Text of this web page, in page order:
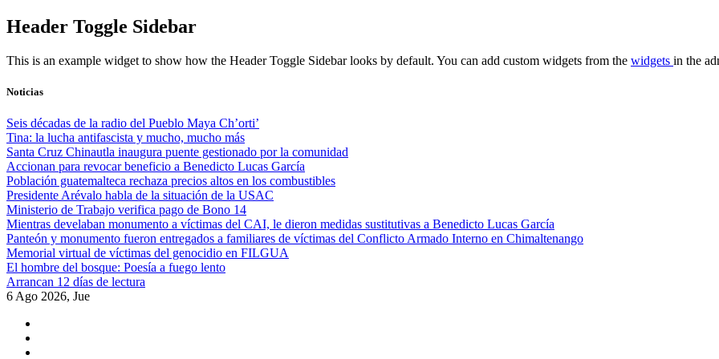
Skip
to
Header Toggle Sidebar
This is an example widget to show how the Header Toggle Sidebar looks by default. You can add custom widgets from the widgets in the
Noticias
Seis décadas de la radio del Pueblo Maya Ch’orti’
Tina: la lucha antifascista y mucho, mucho más
Santa Cruz Chinautla inaugura puente gestionado por la comunidad
Accionan para revocar beneficio a Benedicto Lucas García
Población guatemalteca rechaza precios altos en los combustibles
Presidente Arévalo habla de la situación de la USAC
Ministerio de Trabajo verifica pago de Bono 14
Mientras develaban monumento a víctimas del CAI, le dieron medidas sustitutivas a Benedicto Lucas García
Panteón y monumento fueron entregados a familiares de víctimas del Conflicto Armado Interno en Chimaltenango
Memorial virtual de víctimas del genocidio en FILGUA
El hombre del bosque: Poesía a fuego lento
Arrancan 12 días de lectura
6 Ago 2026, Jue